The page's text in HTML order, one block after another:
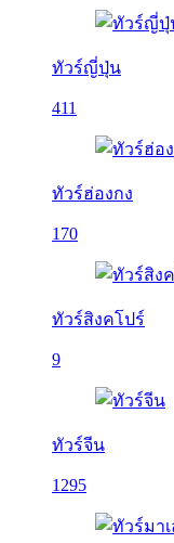
ทัวร์ญี่ปุ่น
411
ทัวร์ฮ่องกง
170
ทัวร์สิงคโปร์
9
ทัวร์จีน
1295